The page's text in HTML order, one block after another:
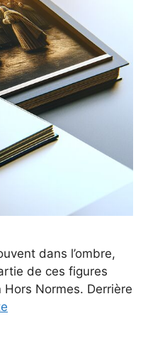
dans l’ombre,
de ces figures
Normes. Derrière